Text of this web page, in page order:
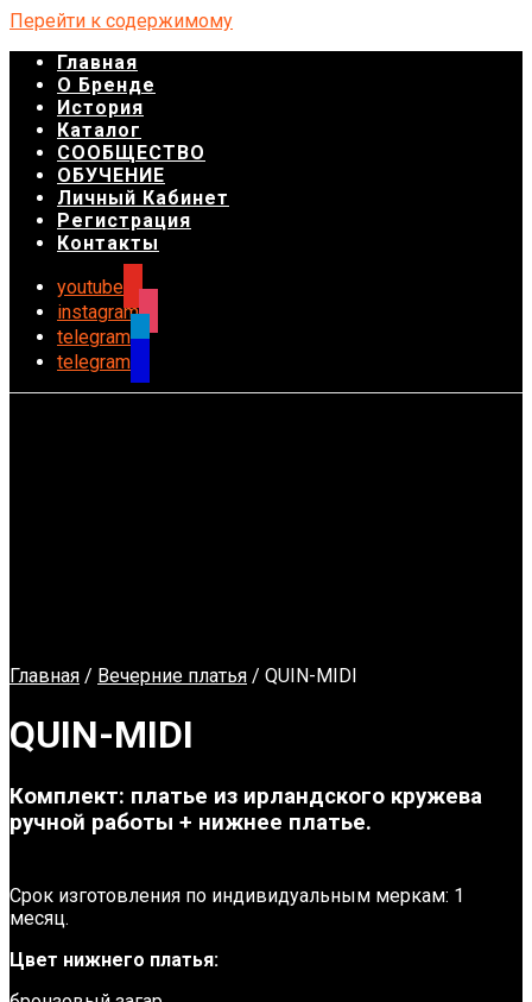
Перейти к содержимому
Главная
О Бренде
История
Каталог
СООБЩЕСТВО
ОБУЧЕНИЕ
Личный Кабинет
Регистрация
Контакты
youtube
instagram
telegram
telegram
Главная / Вечерние платья / QUIN-MIDI
QUIN-MIDI
Комплект: платье из ирландского кружева
ручной работы + нижнее платье.
Срок изготовления по индивидуальным меркам: 1
месяц.
Цвет нижнего платья: